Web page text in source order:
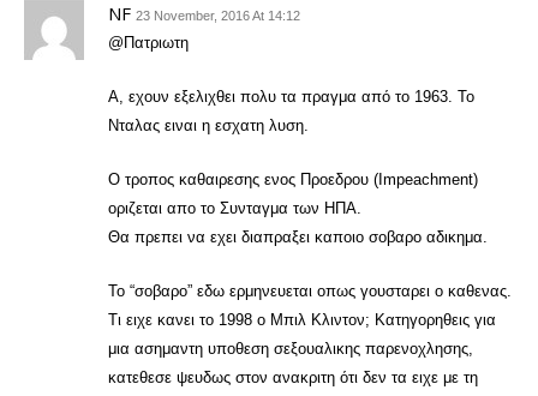
NF 23 November, 2016 At 14:12
@Πατριωτη
Α, εχουν εξελιχθει πολυ τα πραγμα από το 1963. Το
Νταλας ειναι η εσχατη λυση.
Ο τροπος καθαιρεσης ενος Προεδρου (Impeachment)
οριζεται απο το Συνταγμα των ΗΠΑ.
Θα πρεπει να εχει διαπραξει καποιο σοβαρο αδικημα.
Το “σοβαρο” εδω ερμηνευεται οπως γουσταρει ο καθενας.
Τι ειχε κανει το 1998 ο Μπιλ Κλιντον; Κατηγορηθεις για
μια ασημαντη υποθεση σεξουαλικης παρενοχλησης,
κατεθεσε ψευδως στον ανακριτη ότι δεν τα ειχε με τη